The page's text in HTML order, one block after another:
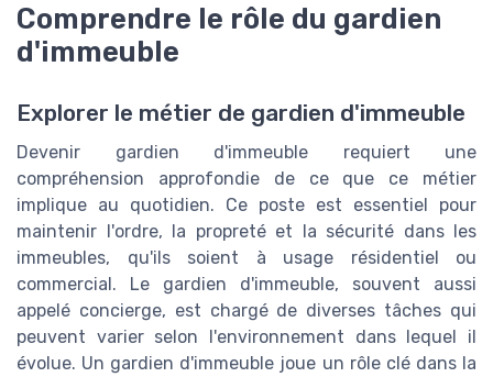
Comprendre le rôle du gardien
d'immeuble
Explorer le métier de gardien d'immeuble
Devenir gardien d'immeuble requiert une
compréhension approfondie de ce que ce métier
implique au quotidien. Ce poste est essentiel pour
maintenir l'ordre, la propreté et la sécurité dans les
immeubles, qu'ils soient à usage résidentiel ou
commercial. Le gardien d'immeuble, souvent aussi
appelé concierge, est chargé de diverses tâches qui
peuvent varier selon l'environnement dans lequel il
évolue. Un gardien d'immeuble joue un rôle clé dans la